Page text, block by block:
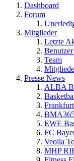
Dashboard
Forum
Mitglieder
Letzte
Team
Presse News
ALBA
EWE
FC
Veolia
MHP